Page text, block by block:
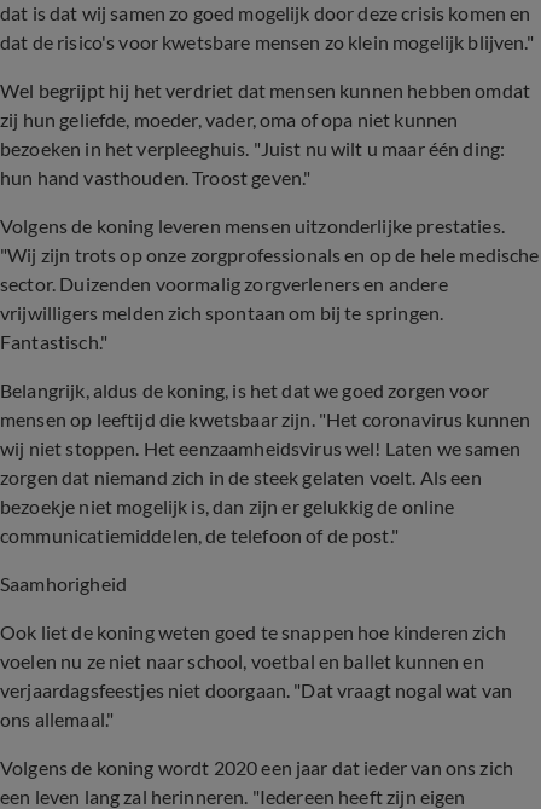
dat is dat wij samen zo goed mogelijk door deze crisis komen en
dat de risico's voor kwetsbare mensen zo klein mogelijk blijven."
Wel begrijpt hij het verdriet dat mensen kunnen hebben omdat
zij hun geliefde, moeder, vader, oma of opa niet kunnen
bezoeken in het verpleeghuis. "Juist nu wilt u maar één ding:
hun hand vasthouden. Troost geven."
Volgens de koning leveren mensen uitzonderlijke prestaties.
"Wij zijn trots op onze zorgprofessionals en op de hele medische
sector. Duizenden voormalig zorgverleners en andere
vrijwilligers melden zich spontaan om bij te springen.
Fantastisch."
Belangrijk, aldus de koning, is het dat we goed zorgen voor
mensen op leeftijd die kwetsbaar zijn. "Het coronavirus kunnen
wij niet stoppen. Het eenzaamheidsvirus wel! Laten we samen
zorgen dat niemand zich in de steek gelaten voelt. Als een
bezoekje niet mogelijk is, dan zijn er gelukkig de online
communicatiemiddelen, de telefoon of de post."
Saamhorigheid
Ook liet de koning weten goed te snappen hoe kinderen zich
voelen nu ze niet naar school, voetbal en ballet kunnen en
verjaardagsfeestjes niet doorgaan. "Dat vraagt nogal wat van
ons allemaal."
Volgens de koning wordt 2020 een jaar dat ieder van ons zich
een leven lang zal herinneren. "Iedereen heeft zijn eigen